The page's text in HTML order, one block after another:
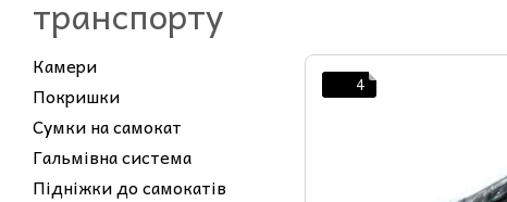
транспорту
4
Камери
Покришки
Сумки на самокат
Гальмівна система
Підніжки до самокатів